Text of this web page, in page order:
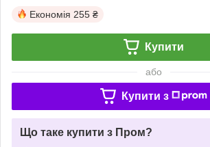
Економія 255 ₴
Купити
або
Купити з
Що таке купити з Пром?